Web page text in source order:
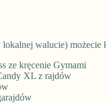
walucie) możecie
ze kręcenie Gymami
XL z rajdów